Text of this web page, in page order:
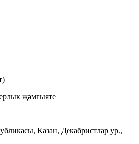
җәмгыяте
Казан, Декабристлар ур.,